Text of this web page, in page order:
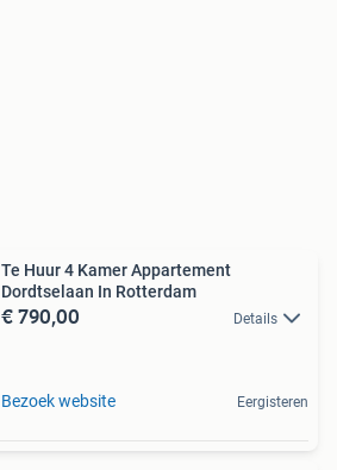
Te Huur 4 Kamer Appartement
Dordtselaan In Rotterdam
€ 790,00 Details
Bezoek website Eergisteren